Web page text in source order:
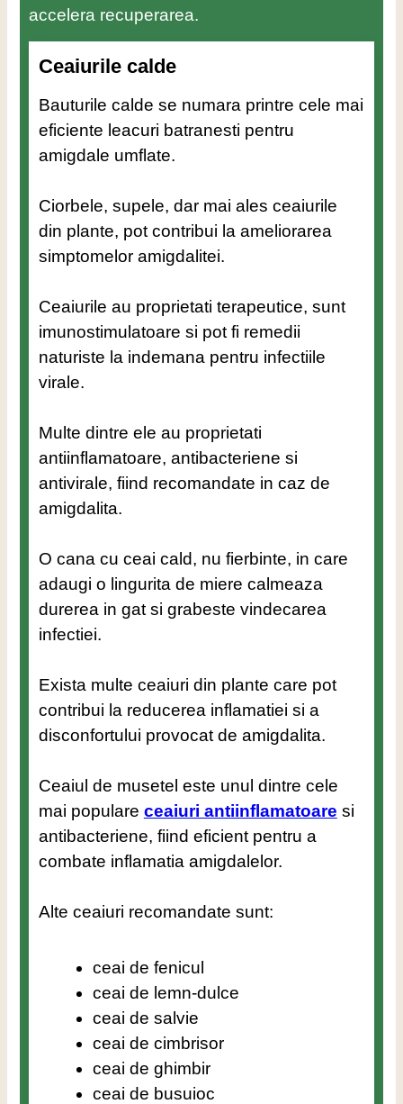
accelera recuperarea.
Ceaiurile calde
Bauturile calde se numara printre cele mai
eficiente leacuri batranesti pentru
amigdale umflate.
Ciorbele, supele, dar mai ales ceaiurile
din plante, pot contribui la ameliorarea
simptomelor amigdalitei.
Ceaiurile au proprietati terapeutice, sunt
imunostimulatoare si pot fi remedii
naturiste la indemana pentru infectiile
virale.
Multe dintre ele au proprietati
antiinflamatoare, antibacteriene si
antivirale, fiind recomandate in caz de
amigdalita.
O cana cu ceai cald, nu fierbinte, in care
adaugi o lingurita de miere calmeaza
durerea in gat si grabeste vindecarea
infectiei.
Exista multe ceaiuri din plante care pot
contribui la reducerea inflamatiei si a
disconfortului provocat de amigdalita.
Ceaiul de musetel este unul dintre cele
mai populare ceaiuri antiinflamatoare si
antibacteriene, fiind eficient pentru a
combate inflamatia amigdalelor.
Alte ceaiuri recomandate sunt:
ceai de fenicul
ceai de lemn-dulce
ceai de salvie
ceai de cimbrisor
ceai de ghimbir
ceai de busuioc